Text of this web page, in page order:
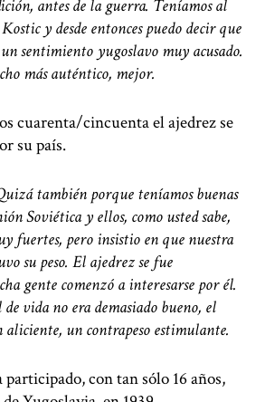
antes de la guerra. Teníamos al
y desde entonces puedo decir que
sentimiento yugoslavo muy acusado.
más auténtico, mejor.
cuarenta/cincuenta el ajedrez se
su país.
también porque teníamos buenas
Soviética y ellos, como usted sabe,
fuertes, pero insistio en que nuestra
su peso. El ajedrez se fue
gente comenzó a interesarse por él.
vida no era demasiado bueno, el
aliciente, un contrapeso estimulante.
participado, con tan sólo 16 años,